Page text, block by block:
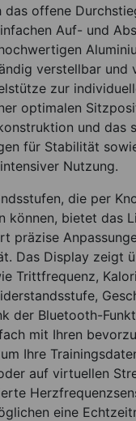
offene
Auf- und
verstellbar und
zur
optimalen
und das
für Stabilität
Nutzung.
die per
können, bietet das
präzise
Das Display zeigt
Trittfrequenz,
der Bluetooth-
mit Ihren
Ihre
auf virtuellen
eine